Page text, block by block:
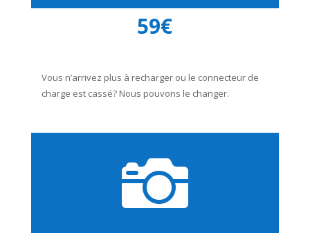
59€
Vous n’arrivez plus à recharger ou le connecteur de
charge est cassé? Nous pouvons le changer.
